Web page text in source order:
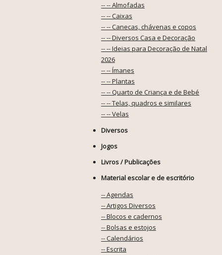
-- -- Almofadas
-- -- Caixas
-- -- Canecas, chávenas e copos
-- -- Diversos Casa e Decoração
-- -- Ideias para Decoração de Natal
2026
-- -- Ímanes
-- -- Plantas
-- -- Quarto de Criança e de Bebé
-- -- Telas, quadros e similares
-- -- Velas
Diversos
Jogos
Livros / Publicações
Material escolar e de escritório
-- Agendas
-- Artigos Diversos
-- Blocos e cadernos
-- Bolsas e estojos
-- Calendários
-- Escrita